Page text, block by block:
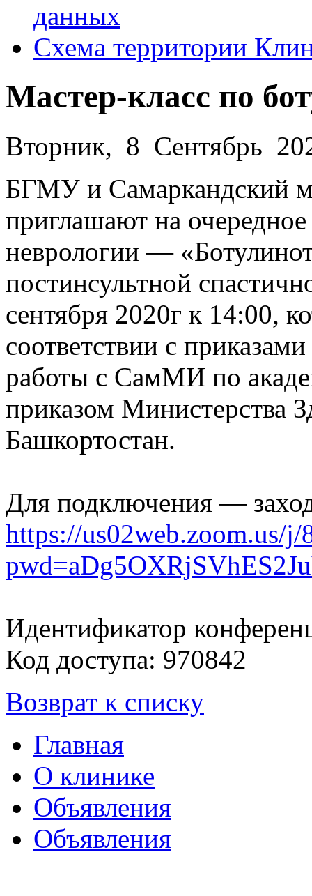
данных
Схема территории
Мастер-класс по
Вторник, 8 Сентябрь
БГМУ и Самаркандский
приглашают на
неврологии —
постинсультной
сентября 2020г к 14:00,
соответствии с
работы с СамМИ по
приказом Министерства
Башкортостан.
Для подключения —
https://us02web.zoom.us/j/
Идентификатор
Код доступа: 970842
Возврат к списку
Главная
О клинике
Объявления
Объявления